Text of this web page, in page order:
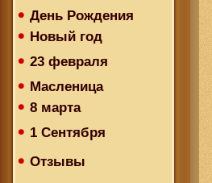
День Рождения
Новый год
23 февраля
Масленица
8 марта
1 Сентября
Отзывы